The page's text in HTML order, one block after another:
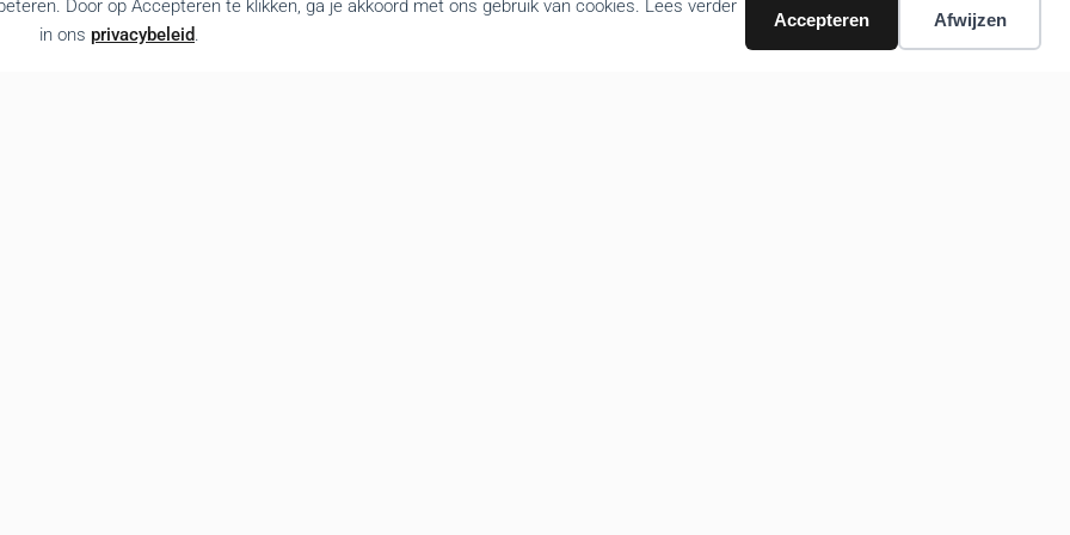
Door op Accepteren te klikken, ga je akkoord met ons gebruik van cookies. Lees verder
in ons privacybeleid.
Accepteren Afwijzen